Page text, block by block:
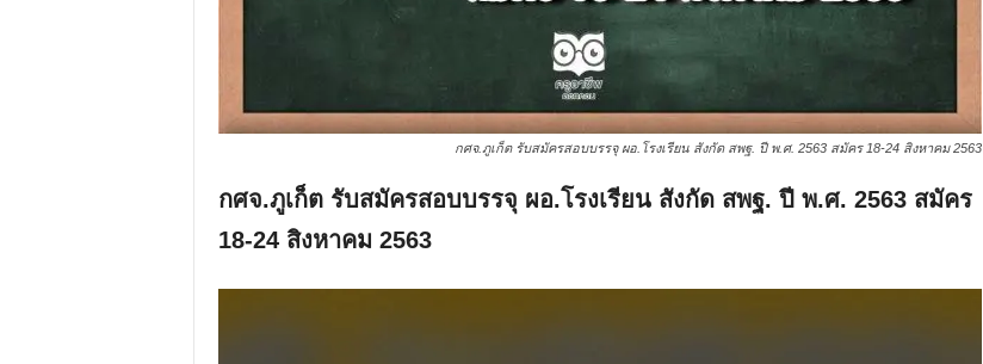
กศจ.ภูเก็ต รับสมัครสอบบรรจุ ผอ.โรงเรียน สังกัด สพฐ. ปี พ.ศ. 2563 สมัคร 18-24 สิงหาคม 2563
กศจ.ภูเก็ต รับสมัครสอบบรรจุ ผอ.โรงเรียน สังกัด สพฐ. ปี พ.ศ. 2563 สมัคร
18-24 สิงหาคม 2563